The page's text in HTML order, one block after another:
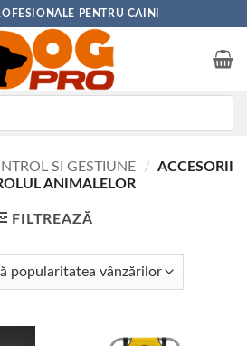
PENTRU CAINI
SI GESTIUNE / ACCESORII
ANIMALELOR
FILTREAZĂ